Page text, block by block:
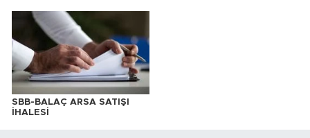
SBB-BALAÇ ARSA SATIŞI
İHALESİ